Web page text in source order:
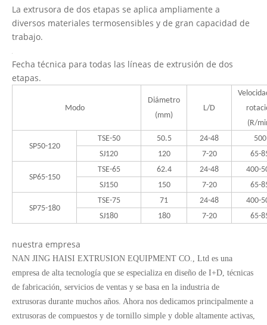
La extrusora de dos etapas se aplica ampliamente a
diversos materiales termosensibles y de gran capacidad de
trabajo.
Fecha técnica para todas las líneas de extrusión de dos
etapas.
Modo
Diámetro
(mm)
L/D
(R/
SP50-120
TSE-50 50.5 24-48
500
SJ120
120 7-20 65-
SP65-150
TSE-65 62.4 24-48
400-
SJ150
150 7-20 65-
SP75-180
TSE-75 71 24-48
400-
SJ180
180 7-20 65-
nuestra empresa
NAN JING HAISI EXTRUSION EQUIPMENT CO., Ltd es una
empresa de alta tecnología que se especializa en diseño de I+D, técnicas
de fabricación, servicios de ventas y se basa en la industria de
extrusoras durante muchos años. Ahora nos dedicamos principalmente a
extrusoras de compuestos y de tornillo simple y doble altamente activas,